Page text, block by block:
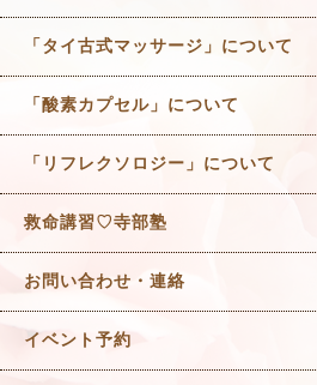
「タイ古式マッサージ」について
「酸素カプセル」について
「リフレクソロジー」について
救命講習♡寺部塾
お問い合わせ・連絡
イベント予約